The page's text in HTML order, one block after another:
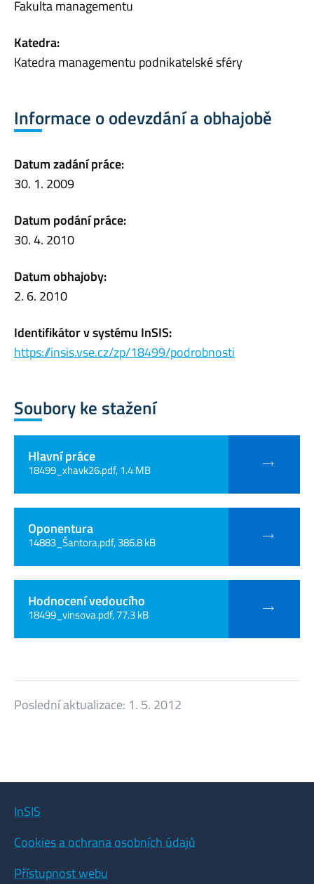
Fakulta managementu
Katedra:
Katedra managementu podnikatelské sféry
Informace o odevzdání a obhajobě
Datum zadání práce:
30. 1. 2009
Datum podání práce:
30. 4. 2010
Datum obhajoby:
2. 6. 2010
Identifikátor v systému InSIS:
https://insis.vse.cz/zp/18499/podrobnosti
Soubory ke stažení
Hlavní práce
18499_xhavk26.pdf, 1.4 MB
Oponentura
14883_Šantora.pdf, 386.8 kB
Hodnocení vedoucího
18499_vinsova.pdf, 77.3 kB
Poslední aktualizace: 1. 5. 2012
InSIS
Cookies a ochrana osobních údajů
Přístupnost webu